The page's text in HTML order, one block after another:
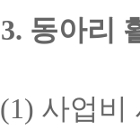
3. 동아리
(1) 사업비